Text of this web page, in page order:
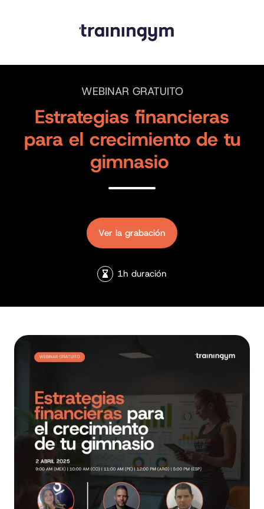
WEBINAR GRATUITO
Estrategias financieras
para el crecimiento de tu
gimnasio
Ver la grabación
1h duración